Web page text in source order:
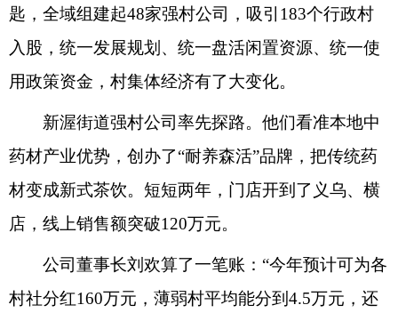
匙，全域组建起48家强村公司，吸引183个行政村
入股，统一发展规划、统一盘活闲置资源、统一使
用政策资金，村集体经济有了大变化。
新渥街道强村公司率先探路。他们看准本地中
药材产业优势，创办了“耐养森活”品牌，把传统药
材变成新式茶饮。短短两年，门店开到了义乌、横
店，线上销售额突破120万元。
公司董事长刘欢算了一笔账：“今年预计可为各
村社分红160万元，薄弱村平均能分到4.5万元，还